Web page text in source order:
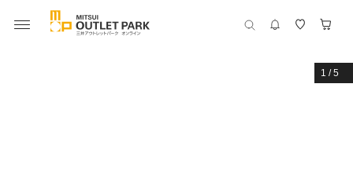
1 /5